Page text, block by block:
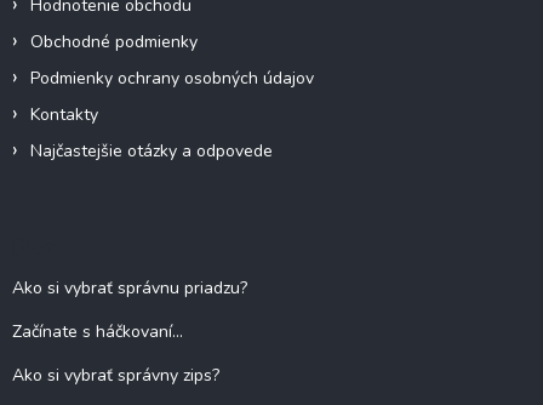
Hodnotenie obchodu
Obchodné podmienky
Podmienky ochrany osobných údajov
Kontakty
Najčastejšie otázky a odpovede
Ako si vybrať správnu priadzu?
Začínate s háčkovaní...
Ako si vybrať správny zips?